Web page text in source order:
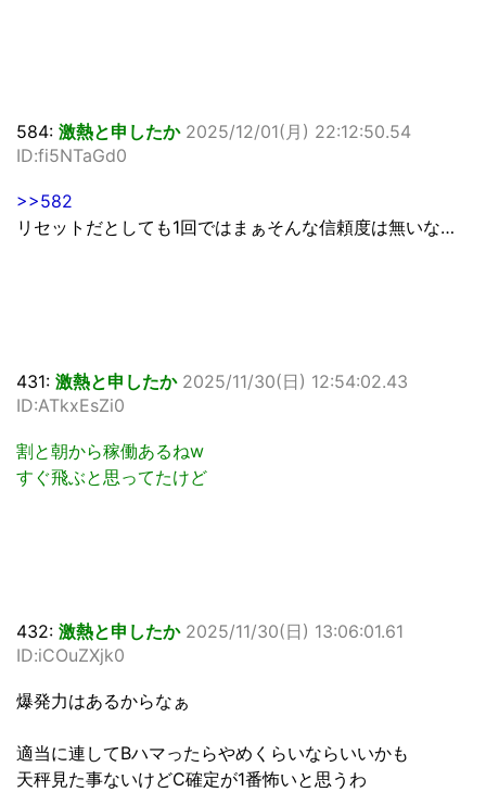
584: 激熱と申したか 2025/12/01(月) 22:12:50.54
ID:fi5NTaGd0
>>582
リセットだとしても1回ではまぁそんな信頼度は無いな…
431: 激熱と申したか 2025/11/30(日) 12:54:02.43
ID:ATkxEsZi0
割と朝から稼働あるねw
すぐ飛ぶと思ってたけど
432: 激熱と申したか 2025/11/30(日) 13:06:01.61
ID:iCOuZXjk0
爆発力はあるからなぁ
適当に連してBハマったらやめくらいならいいかも
天秤見た事ないけどC確定が1番怖いと思うわ